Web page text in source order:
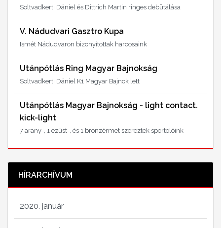
Soltvadkerti Dániel és Dittrich Martin ringes debütálása
V. Nádudvari Gasztro Kupa
Ismét Nádudvaron bizonyítottak harcosaink
Utánpótlás Ring Magyar Bajnokság
Soltvadkerti Dániel K1 Magyar Bajnok lett
Utánpótlás Magyar Bajnokság - light contact.
kick-light
7 arany-, 1 ezüst-, és 1 bronzérmet szereztek sportolóink
HÍRARCHÍVUM
2020. január